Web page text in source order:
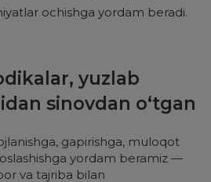
ochishga yordam beradi.
yuzlab
sinovdan o‘tgan
gapirishga, muloqot
yordam beramiz —
va tajriba bilan